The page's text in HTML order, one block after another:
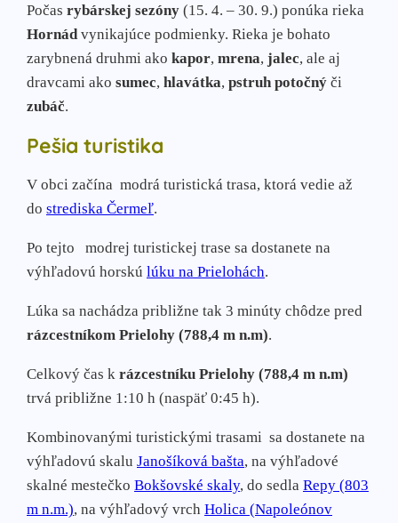
Počas rybárskej sezóny (15. 4. – 30. 9.) ponúka rieka
Hornád vynikajúce podmienky. Rieka je bohato
zarybnená druhmi ako kapor, mrena, jalec, ale aj
dravcami ako sumec, hlavátka, pstruh potočný či
zubáč.
Pešia turistika
V obci začína modrá turistická trasa, ktorá vedie až
do strediska Čermeľ.
Po tejto
modrej turistickej trase sa dostanete na
výhľadovú horskú lúku na Prielohách.
Lúka sa nachádza približne tak 3 minúty chôdze pred
rázcestníkom Prielohy (788,4 m n.m).
Celkový čas k rázcestníku Prielohy (788,4 m n.m)
trvá približne 1:10 h (naspäť 0:45 h).
Kombinovanými turistickými trasami sa dostanete na
výhľadovú skalu Janošíková bašta, na výhľadové
skalné mestečko Bokšovské skaly, do sedla Repy (803
m n.m.), na výhľadový vrch Holica (Napoleónov